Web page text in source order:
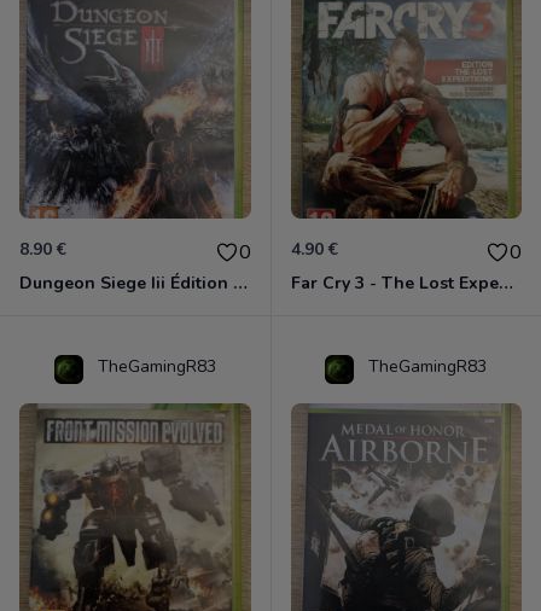
8.90 € 0
Dungeon Siege Iii Édition Limitée - Vf Intégrale Xbox 360
4.90 € 0
Far Cry 3 - The Lost Expeditions - Edition Spéciale Xbox 360
TheGamingR83 TheGamingR83